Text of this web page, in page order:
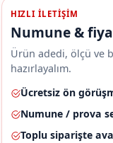
HIZLI ILETIŞIM
Numune &
Ürün adedi, ölçü ve
hazırlayalım.
Ücretsiz ön
Numune / prova
Toplu siparişte